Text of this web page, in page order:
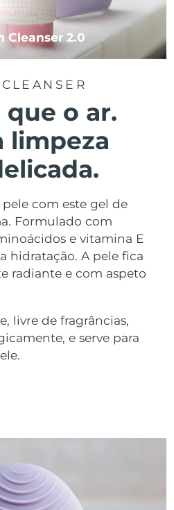
Cleanser 2.0
que o ar.
limpeza
com este gel de
Formulado com
e vitamina E
hidratação. A pele fica
radiante e com aspeto
livre de fragrâncias,
e serve para